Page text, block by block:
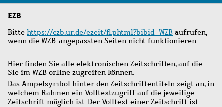
Journals
EZB
Bitte https://ezb.ur.de/ezeit/fl.phtml?bibid=WZB aufrufen,
wenn die WZB-angepassten Seiten nicht funktionieren.
Hier finden Sie alle elektronischen Zeitschriften, auf die
Sie im WZB online zugreifen können.
Das Ampelsymbol hinter den Zeitschriftentiteln zeigt an, in
welchem Rahmen ein Volltextzugriff auf die jeweilige
Zeitschrift möglich ist. Der Volltext einer Zeitschrift ist …